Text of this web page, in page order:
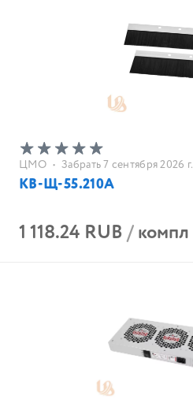
ЦМО • Забрать 7 сентября 2026 г.
КВ-Щ-55.210А
1 118.24 RUB/компл